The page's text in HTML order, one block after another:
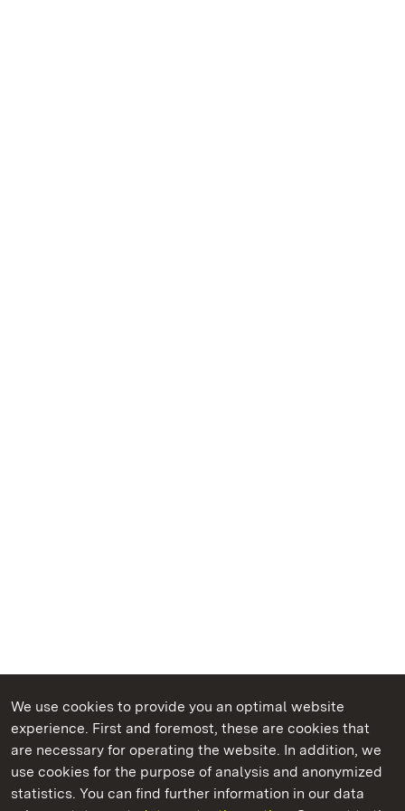
We use cookies to provide you an optimal website
experience. First and foremost, these are cookies that
are necessary for operating the website. In addition, we
use cookies for the purpose of analysis and anonymized
statistics. You can find further information in our data
State Palaces and Gardens of Baden-Wuerttemberg